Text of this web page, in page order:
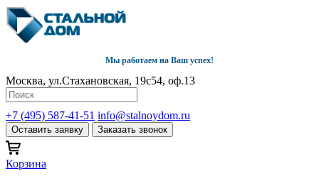
Мы работаем на Ваш успех!
Москва, ул.Стахановская, 19с54, оф.13
+7 (495) 587-41-51 info@stalnoydom.ru
Оставить заявку Заказать звонок
Корзина